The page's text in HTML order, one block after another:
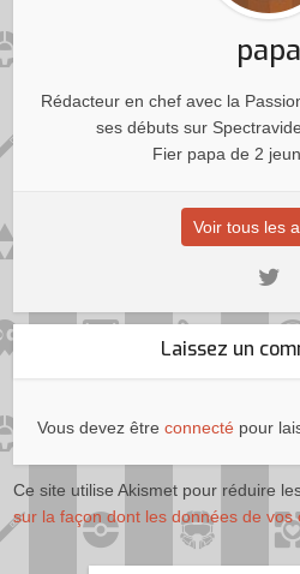
papa
Rédacteur en chef avec la
ses débuts sur
Fier papa de 2
Voir tous les
Laissez un
Vous devez êtreconnecté pour
Ce site utilise Akismet pour réduire
sur la façon dont les données de